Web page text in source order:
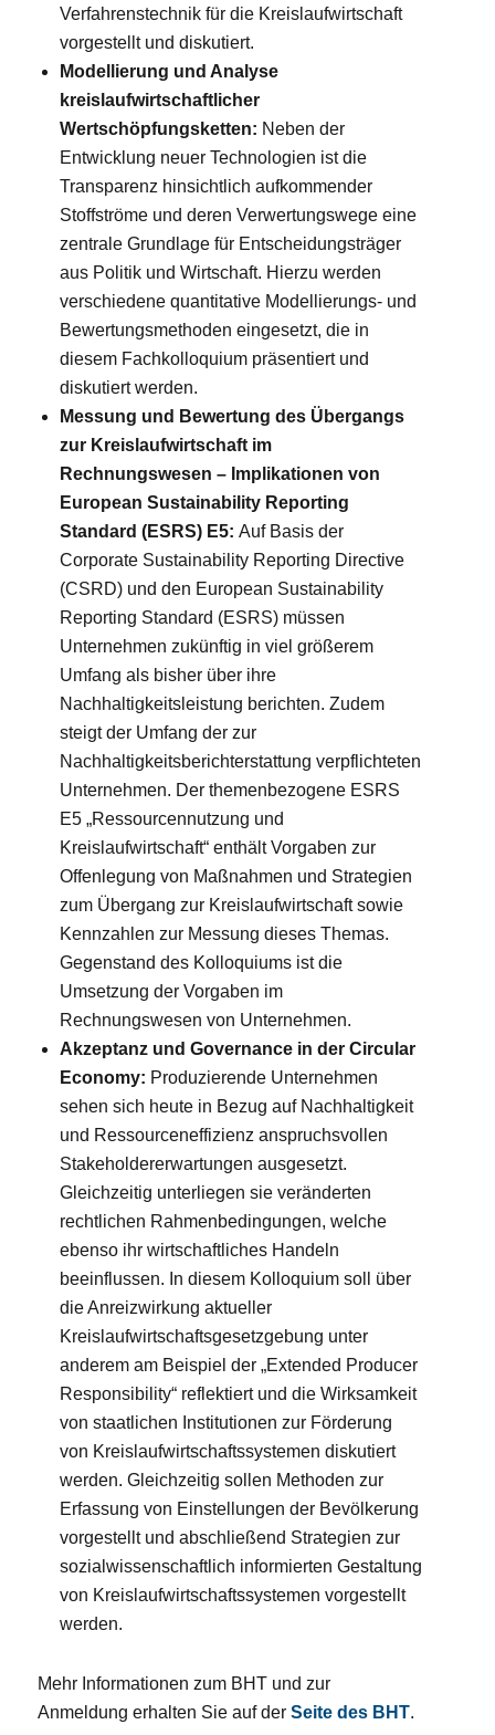
Verfahrenstechnik für die Kreislaufwirtschaft
vorgestellt und diskutiert.
Modellierung und Analyse
kreislaufwirtschaftlicher
Wertschöpfungsketten: Neben der
Entwicklung neuer Technologien ist die
Transparenz hinsichtlich aufkommender
Stoffströme und deren Verwertungswege eine
zentrale Grundlage für Entscheidungsträger
aus Politik und Wirtschaft. Hierzu werden
verschiedene quantitative Modellierungs- und
Bewertungsmethoden eingesetzt, die in
diesem Fachkolloquium präsentiert und
diskutiert werden.
Messung und Bewertung des Übergangs
zur Kreislaufwirtschaft im
Rechnungswesen – Implikationen von
European Sustainability Reporting
Standard (ESRS) E5:Auf Basis der
Corporate Sustainability Reporting Directive
(CSRD) und den European Sustainability
Reporting Standard (ESRS) müssen
Unternehmen zukünftig in viel größerem
Umfang als bisher über ihre
Nachhaltigkeitsleistung berichten. Zudem
steigt der Umfang der zur
Nachhaltigkeitsberichterstattung verpflichteten
Unternehmen. Der themenbezogene ESRS
E5 „Ressourcennutzung und
Kreislaufwirtschaft“ enthält Vorgaben zur
Offenlegung von Maßnahmen und Strategien
zum Übergang zur Kreislaufwirtschaft sowie
Kennzahlen zur Messung dieses Themas.
Gegenstand des Kolloquiums ist die
Umsetzung der Vorgaben im
Rechnungswesen von Unternehmen.
Akzeptanz und Governance in der Circular
Economy: Produzierende Unternehmen
sehen sich heute in Bezug auf Nachhaltigkeit
und Ressourceneffizienz anspruchsvollen
Stakeholdererwartungen ausgesetzt.
Gleichzeitig unterliegen sie veränderten
rechtlichen Rahmenbedingungen, welche
ebenso ihr wirtschaftliches Handeln
beeinflussen. In diesem Kolloquium soll über
die Anreizwirkung aktueller
Kreislaufwirtschaftsgesetzgebung unter
anderem am Beispiel der „Extended Producer
Responsibility“ reflektiert und die Wirksamkeit
von staatlichen Institutionen zur Förderung
von Kreislaufwirtschaftssystemen diskutiert
werden. Gleichzeitig sollen Methoden zur
Erfassung von Einstellungen der Bevölkerung
vorgestellt und abschließend Strategien zur
sozialwissenschaftlich informierten Gestaltung
von Kreislaufwirtschaftssystemen vorgestellt
werden.
Mehr Informationen zum BHT und zur
Anmeldung erhalten Sie auf derSeite des BHT.